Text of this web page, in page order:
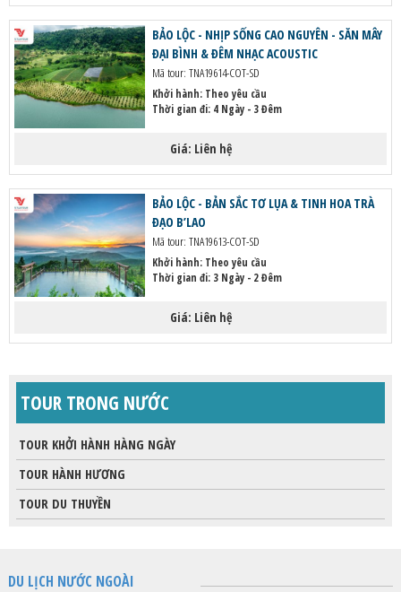
BẢO LỘC - NHỊP SỐNG CAO NGUYÊN - SĂN MÂY
ĐẠI BÌNH & ĐÊM NHẠC ACOUSTIC
Mã tour: TNA19614-COT-SD
Khởi hành: Theo yêu cầu
Thời gian đi: 4 Ngày - 3 Đêm
Giá: Liên hệ
BẢO LỘC - BẢN SẮC TƠ LỤA & TINH HOA TRÀ
ĐẠO B’LAO
Mã tour: TNA19613-COT-SD
Khởi hành: Theo yêu cầu
Thời gian đi: 3 Ngày - 2 Đêm
Giá: Liên hệ
TOUR TRONG NƯỚC
TOUR KHỞI HÀNH HÀNG NGÀY
TOUR HÀNH HƯƠNG
TOUR DU THUYỀN
DU LỊCH NƯỚC NGOÀI